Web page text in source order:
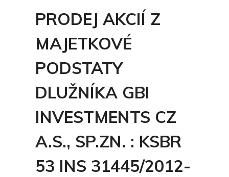
PRODEJ AKCIÍ Z
MAJETKOVÉ
PODSTATY
DLUŽNÍKA GBI
INVESTMENTS CZ
A.S., SP.ZN. : KSBR
53 INS 31445/2012-